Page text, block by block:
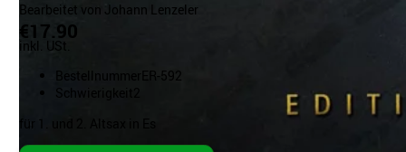
Bearbeitet von Johann Lenzeler
€17.90
inkl. USt.
Bestellnummer ER-592
Schwierigkeit
für 1. und 2. Altsax in Es